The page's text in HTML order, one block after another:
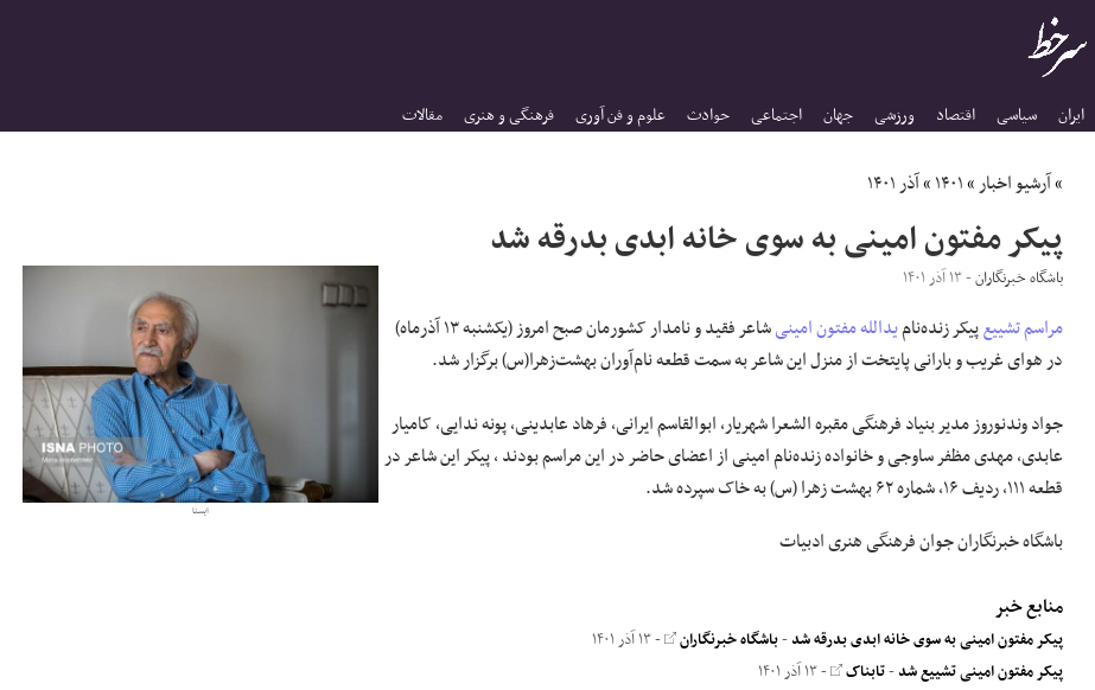
ایران سیاسی اقتصاد ورزشی جهان اجتماعی حوادث علوم و فن آوری فرهنگی و هنری مقالات
»آرشیو اخبار»۱۴۰۱»آذر ۱۴۰۱
پیکر مفتون امینی به سوی خانه ابدی بدرقه شد
ایسنا
باشگاه خبرنگاران- ۱۳ آذر ۱۴۰۱
مراسم تشییعپیکر زنده‌نامیدالله مفتون امینی
شاعر فقید و نامدار کشورمان صبح امروز (یکشنبه ۱۳ آذرماه)
در هوای غریب و بارانی پایتخت از منزل این شاعر به سمت قطعه نام‌آوران بهشت‌زهرا(س) برگزار شد.
جواد وندنوروز مدیر بنیاد فرهنگی مقبره الشعرا شهریار، ابوالقاسم ایرانی، فرهاد عابدینی، پونه ندایی، کامیار
عابدی، مهدی مظفر ساوجی و خانواده زنده‌نام امینی از اعضای حاضر در این مراسم بودند ، پیکر این شاعر در
قطعه ۱۱۱، ردیف ۱۶، شماره ۶۲ بهشت زهرا (س) به خاک سپرده شد.
باشگاه خبرنگاران جوانفرهنگی هنریادبیات
منابع خبر
پیکر مفتون امینی به سوی خانه ابدی بدرقه شد-باشگاه خبرنگاران - ۱۳ آذر ۱۴۰۱
پیکر مفتون امینی تشییع شد-تابناک - ۱۳ آذر ۱۴۰۱